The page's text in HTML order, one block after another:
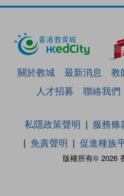
關於教城 最新消息 教
人才招募
聯絡我們
版權所有© 2026
私隱政策聲明 服務條
免責聲明
促進種族